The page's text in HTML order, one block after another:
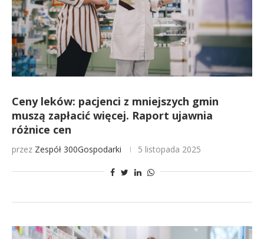
Ceny leków: pacjenci z mniejszych gmin
muszą zapłacić więcej. Raport ujawnia
różnice cen
przez Zespół 300Gospodarki 5 listopada 2025